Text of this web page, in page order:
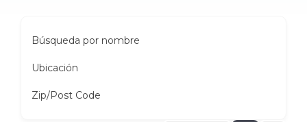
Búsqueda por nombre
Ubicación
Zip/Post Code